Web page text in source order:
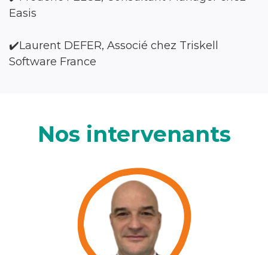
Easis
✔️Laurent DEFER, Associé chez Triskell
Software France
Nos intervenants